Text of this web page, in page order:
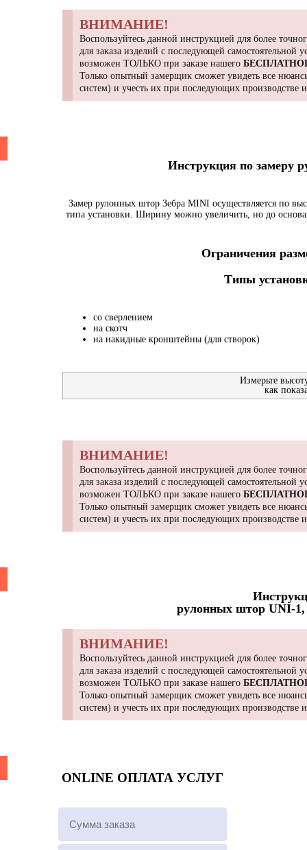
ВНИМАНИЕ!
Воспользуйтесь данной инструкцией для более
для заказа изделий с последующей
возможен ТОЛЬКО при заказе нашего
Только опытный замерщик сможет увидеть все
систем) и учесть их при последующих производстве
Инструкция по
Замер рулонных штор Зебра MINI осуществляется по
типа установки. Ширину можно увеличить, но до
Ограничения
Типы
со сверлением
на скотч
на накидные кронштейны (для створок)
Измерьте
как
ВНИМАНИЕ!
Воспользуйтесь данной инструкцией для более
для заказа изделий с последующей
возможен ТОЛЬКО при заказе нашего
Только опытный замерщик сможет увидеть все
систем) и учесть их при последующих производстве
рулонных штор UNI-
ВНИМАНИЕ!
Воспользуйтесь данной инструкцией для более
для заказа изделий с последующей
возможен ТОЛЬКО при заказе нашего
Только опытный замерщик сможет увидеть все
систем) и учесть их при последующих производстве
ONLINE ОПЛАТА УСЛУГ